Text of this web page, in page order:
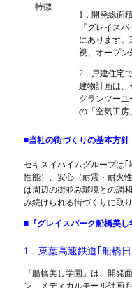
特徴
1．開発総面
『グレイス
にあります。
視、オープン
2．戸建住宅
建物計画は、
グランツー
の「空気工房
■当社の街づくりの基本方針
セキスイハイムグループは
性能）、安心（耐震・耐火
は周辺の街並み環境との調
み続けられる街づくりに取
■『グレイスパーク船橋美し
1．東葉高速鉄道｢船橋
『船橋美し学園』は、開発
ン、メディカルモール計画